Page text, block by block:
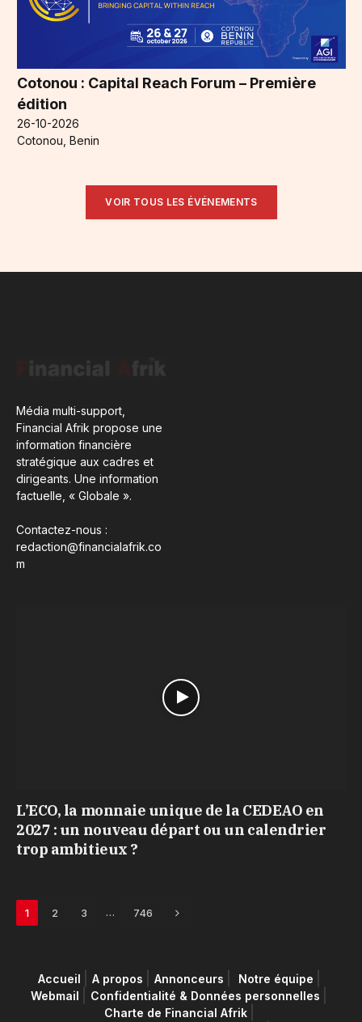
Cotonou : Capital Reach Forum – Première
édition
26-10-2026
Cotonou, Benin
VOIR TOUS LES ÉVÉNEMENTS
Média multi-support,
Financial Afrik propose une
information financière
stratégique aux cadres et
dirigeants. Une information
factuelle, « Globale ».
Contactez-nous :
redaction@financialafrik.co
m
L’ECO, la monnaie unique de la CEDEAO en
2027 : un nouveau départ ou un calendrier
trop ambitieux ?
1 2 3 … 746 Next
Accueil A propos Annonceurs
Notre équipe
Webmail
Confidentialité & Données personnelles
Charte de Financial Afrik